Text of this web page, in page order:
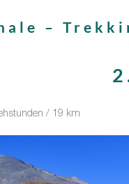
–
/ 19 km